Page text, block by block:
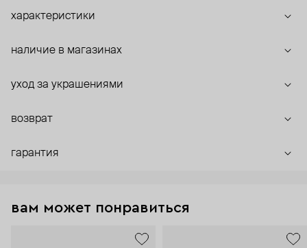
характеристики
наличие в магазинах
уход за украшениями
возврат
гарантия
вам может понравиться